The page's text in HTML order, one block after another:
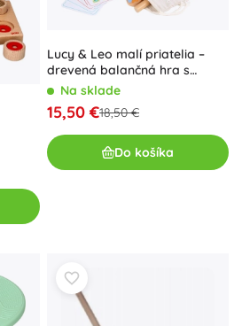
Lucy & Leo malí priatelia –
drevená balančná hra s
predlohami, 33 dielikov
Na sklade
15,50 €18,50 €
Do košíka